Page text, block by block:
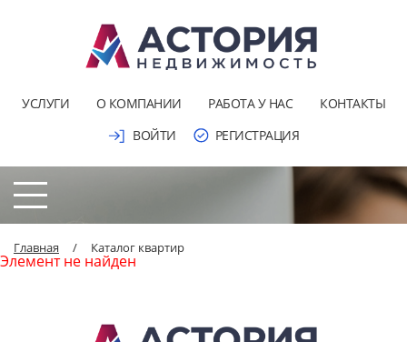
УСЛУГИ О КОМПАНИИ РАБОТА У НАС
КОНТАКТЫ
ВОЙТИ
РЕГИСТРАЦИЯ
Главная / Каталог квартир
Элемент не найден